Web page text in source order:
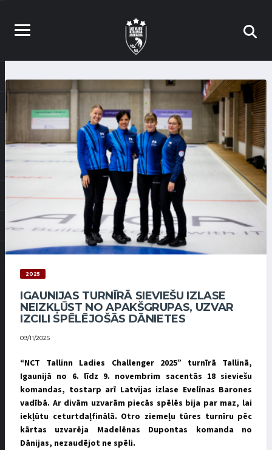
2025
IGAUNIJAS TURNĪRĀ SIEVIEŠU IZLASE
NEIZKĻŪST NO APAKŠGRUPAS, UZVAR
IZCILI SPĒLĒJOŠĀS DĀNIETES
09/11/2025
“NCT Tallinn Ladies Challenger 2025” turnīrā Tallinā,
Igaunijā no 6. līdz 9. novembrim sacentās 18 sieviešu
komandas, tostarp arī Latvijas izlase Evelīnas Barones
vadībā. Ar divām uzvarām piecās spēlēs bija par maz, lai
iekļūtu ceturtdaļfinālā. Otro ziemeļu tūres turnīru pēc
kārtas uzvarēja Madelēnas Dupontas komanda no
Dānijas, nezaudējot ne spēli.